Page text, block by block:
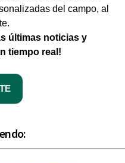
del campo, al
últimas noticias y
tiempo real!